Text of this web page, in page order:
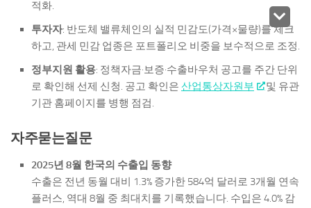
적화.
투자자: 반도체 밸류체인의 실적 민감도(가격×물량)를 체크
하고, 관세 민감 업종은 포트폴리오 비중을 보수적으로 조정.
정부지원 활용: 정책자금·보증·수출바우처 공고를 주간 단위
로 확인해 선제 신청. 공고 확인은 산업통상자원부
및 유관
기관 홈페이지를 병행 점검.
자주묻는질문
2025년 8월 한국의 수출입 동향
수출은 전년 동월 대비 1.3% 증가한 584억 달러로 3개월 연속
플러스, 역대 8월 중 최대치를 기록했습니다. 수입은 4.0% 감